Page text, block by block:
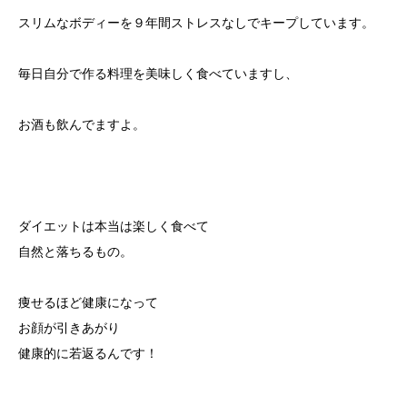
スリムなボディーを９年間ストレスなしでキープしています。
毎日自分で作る料理を美味しく食べていますし、
お酒も飲んでますよ。
ダイエットは本当は楽しく食べて
自然と落ちるもの。
痩せるほど健康になって
お顔が引きあがり
健康的に若返るんです！